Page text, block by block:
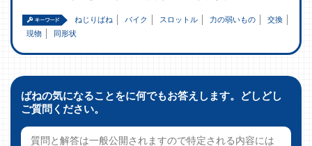
ねじりばね バイク スロットル 力の弱いもの
交換
現物
同形状
ばねの気になることをに何でもお答えします。どしどし
ご質問ください。